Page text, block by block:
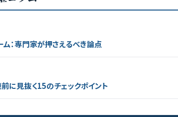
：専門家が押さえるべき論点
に見抜く15のチェックポイント